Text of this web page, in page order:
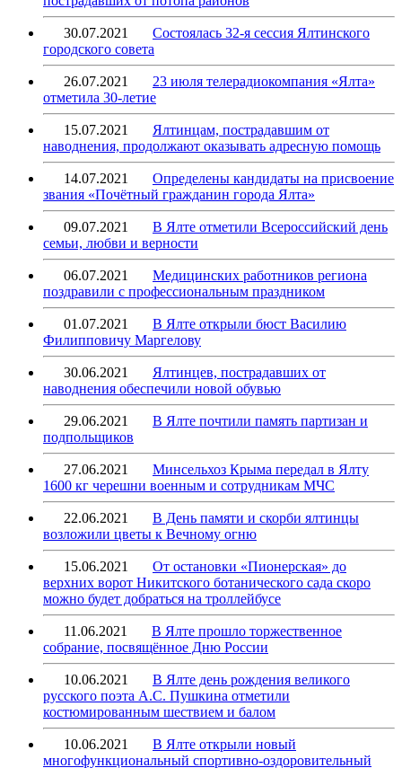
30.07.2021
Состоялась 32-я сессия Ялтинского
городского совета
26.07.2021
23 июля телерадиокомпания «Ялта»
отметила 30-летие
15.07.2021
Ялтинцам, пострадавшим от
наводнения, продолжают оказывать адресную помощь
14.07.2021
Определены кандидаты на присвоение
звания «Почётный гражданин города Ялта»
09.07.2021
В Ялте отметили Всероссийский день
семьи, любви и верности
06.07.2021
Медицинских работников региона
поздравили с профессиональным праздником
01.07.2021
В Ялте открыли бюст Василию
Филипповичу Маргелову
30.06.2021
Ялтинцев, пострадавших от
наводнения обеспечили новой обувью
29.06.2021
В Ялте почтили память партизан и
подпольщиков
27.06.2021
Минсельхоз Крыма передал в Ялту
1600 кг черешни военным и сотрудникам МЧС
22.06.2021
В День памяти и скорби ялтинцы
возложили цветы к Вечному огню
15.06.2021
От остановки «Пионерская» до
верхних ворот Никитского ботанического сада скоро
можно будет добраться на троллейбусе
11.06.2021
В Ялте прошло торжественное
собрание, посвящённое Дню России
10.06.2021
В Ялте день рождения великого
русского поэта А.С. Пушкина отметили
костюмированным шествием и балом
10.06.2021
В Ялте открыли новый
многофункциональный спортивно-оздоровительный